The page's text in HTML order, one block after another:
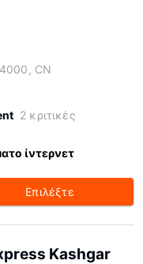
CN
2 κριτικές
ίντερνετ
Επιλέξτε
Kashgar